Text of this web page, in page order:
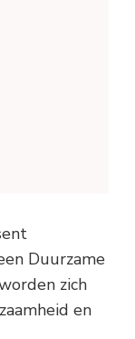
Duurzame
zich
en